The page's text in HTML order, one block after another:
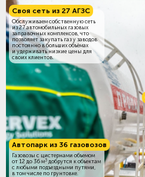
Своя сеть из 27 АГЗС
Обслуживаем собственную сеть
из 27 автомобильных газовых
заправочных комплексов, что
позволяет закупать газ у заводов
постоянно в больших объёмах
и удерживать низкие цены для
своих клиентов.
Автопарк из 36 газовозов
Газовозы с цистернами объемом
от 12 до 36 м3 добрутся к объектам
c любыми подъездными путями,
в том числе по грунтовке.